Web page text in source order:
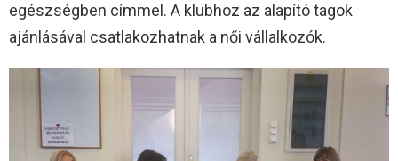
egészségben címmel. A klubhoz az alapító tagok
ajánlásával csatlakozhatnak a női vállalkozók.